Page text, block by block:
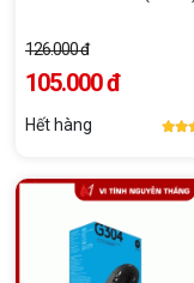
126.000 đ
105.000 đ
Hết hàng